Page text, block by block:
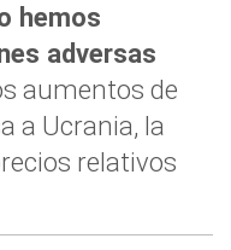
hemos
adversas
aumentos de
a Ucrania, la
relativos